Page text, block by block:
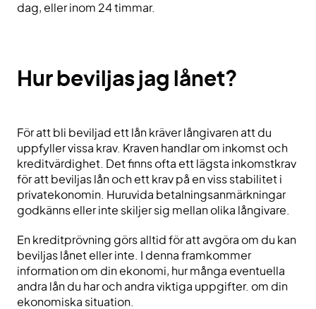
dag, eller inom 24 timmar.
Hur beviljas jag lånet?
För att bli beviljad ett lån kräver långivaren att du
uppfyller vissa krav. Kraven handlar om inkomst och
kreditvärdighet. Det finns ofta ett lägsta inkomstkrav
för att beviljas lån och ett krav på en viss stabilitet i
privatekonomin. Huruvida betalningsanmärkningar
godkänns eller inte skiljer sig mellan olika långivare.
En kreditprövning görs alltid för att avgöra om du kan
beviljas lånet eller inte. I denna framkommer
information om din ekonomi, hur många eventuella
andra lån du har och andra viktiga uppgifter. om din
ekonomiska situation.